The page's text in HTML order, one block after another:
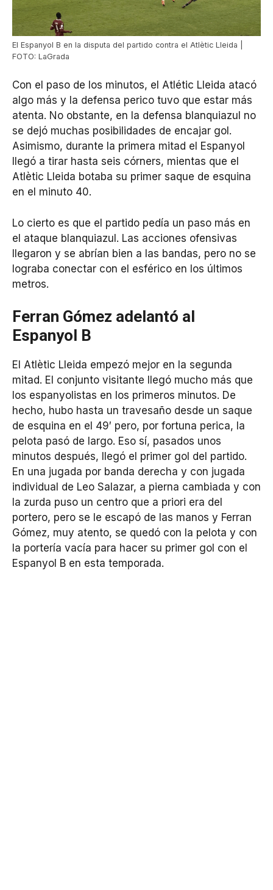
El Espanyol B en la disputa del partido contra el Atlètic Lleida |
FOTO: LaGrada
Con el paso de los minutos, el Atlétic Lleida atacó
algo más y la defensa perico tuvo que estar más
atenta. No obstante, en la defensa blanquiazul no
se dejó muchas posibilidades de encajar gol.
Asimismo, durante la primera mitad el Espanyol
llegó a tirar hasta seis córners, mientas que el
Atlètic Lleida botaba su primer saque de esquina
en el minuto 40.
Lo cierto es que el partido pedía un paso más en
el ataque blanquiazul. Las acciones ofensivas
llegaron y se abrían bien a las bandas, pero no se
lograba conectar con el esférico en los últimos
metros.
Ferran Gómez adelantó al
Espanyol B
El Atlètic Lleida empezó mejor en la segunda
mitad. El conjunto visitante llegó mucho más que
los espanyolistas en los primeros minutos. De
hecho, hubo hasta un travesaño desde un saque
de esquina en el 49′ pero, por fortuna perica, la
pelota pasó de largo. Eso sí, pasados unos
minutos después, llegó el primer gol del partido.
En una jugada por banda derecha y con jugada
individual de Leo Salazar, a pierna cambiada y con
la zurda puso un centro que a priori era del
portero, pero se le escapó de las manos y Ferran
Gómez, muy atento, se quedó con la pelota y con
la portería vacía para hacer su primer gol con el
Espanyol B en esta temporada.